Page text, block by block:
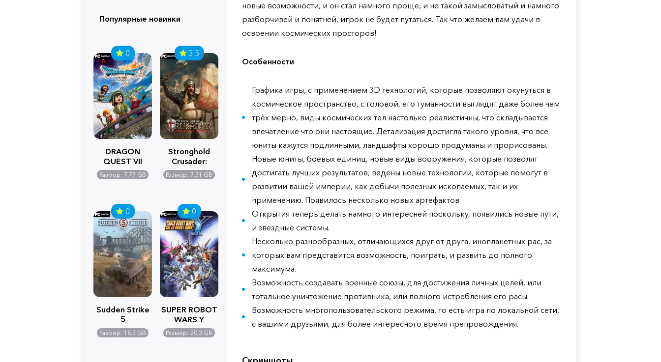
Популярные новинки
0
DRAGON
QUEST VII
Reimagined
Размер: 7.77 GB
3.5
Stronghold
Crusader:
Definitive
Edition
Размер: 7.31 GB
0
Sudden Strike
5
Размер: 18.3 GB
0
SUPER ROBOT
WARS Y
Размер: 20.3 GB
новые возможности, и он стал намного проще, и не такой замысловатый и намного
разборчивей и понятней, игрок не будет путаться. Так что желаем вам удачи в
освоении космических просторов!
Особенности
Графика игры, с применением 3D технологий, которые позволяют окунуться в
космическое пространство, с головой, его туманности выглядят даже более чем
трёх мерно, виды космических тел настолько реалистичны, что складывается
впечатление что они настоящие. Детализация достигла такого уровня, что все
юниты кажутся подлинными, ландшафты хорошо продуманы и прорисованы.
Новые юниты, боевых единиц, новые виды вооружения, которые позволят
достигать лучших результатов, ведены новые технологии, которые помогут в
развитии вашей империи, как добычи полезных ископаемых, так и их
применению. Появилось несколько новых артефактов.
Открытия теперь делать намного интересней поскольку, появились новые пути,
и звездные системы.
Несколько разнообразных, отличающихся друг от друга, инопланетных рас, за
которых вам представится возможность, поиграть, и развить до полного
максимума.
Возможность создавать военные союзы, для достижения личных целей, или
тотальное уничтожение противника, или полного истребления его расы.
Возможность многопользовательского режима, то есть игра по локальной сети,
с вашими друзьями, для более интересного время препровождения.